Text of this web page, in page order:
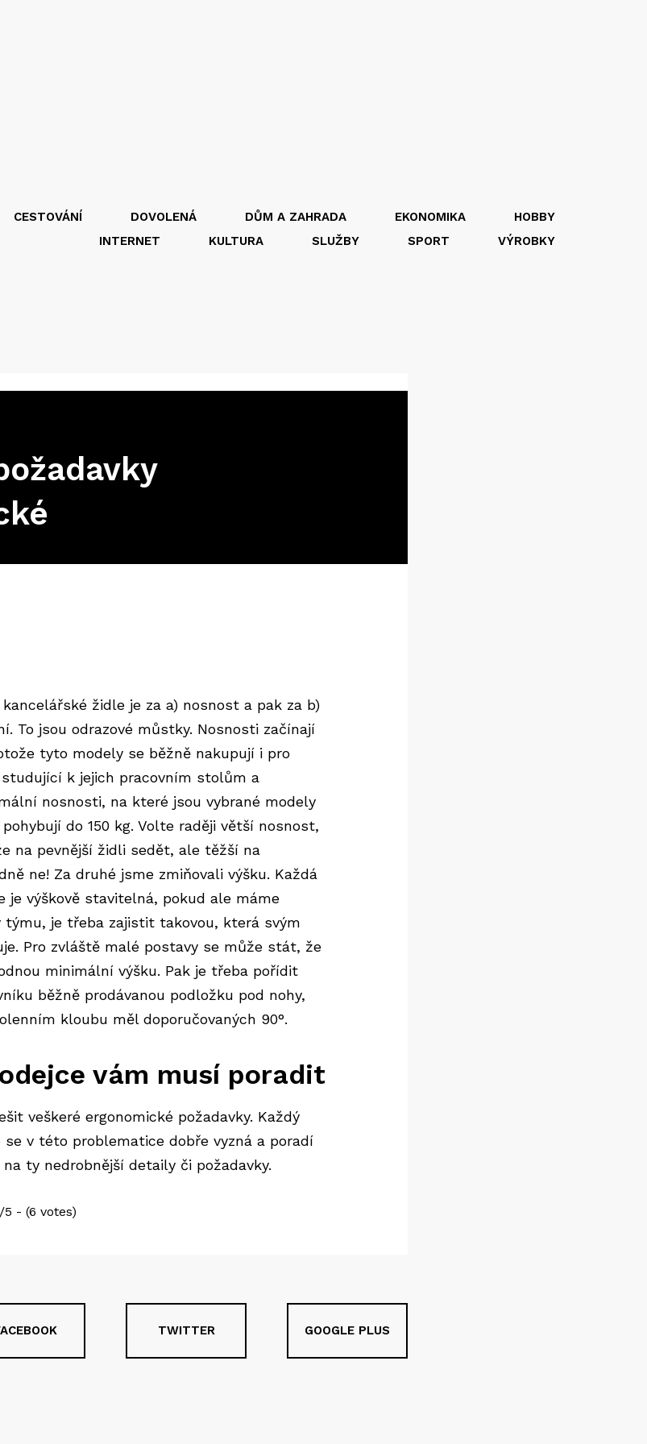
CESTOVÁNÍ DOVOLENÁ DŮM A ZAHRADA EKONOMIKA
HOBBY
INTERNET
KULTURA SLUŽBY SPORT VÝROBKY
židle je za a) nosnost a pak za b)
To jsou odrazové můstky. Nosnosti začínají
tyto modely se běžně nakupují i pro
k jejich pracovním stolům a
nosnosti, na které jsou vybrané modely
do 150 kg. Volte raději větší nosnost,
na pevnější židli sedět, ale těžší na
ne! Za druhé jsme zmiňovali výšku. Každá
je výškově stavitelná, pokud ale máme
týmu, je třeba zajistit takovou, která svým
Pro zvláště malé postavy se může stát, že
minimální výšku. Pak je třeba pořídit
běžně prodávanou podložku pod nohy,
kloubu měl doporučovaných 90°.
vám musí poradit
veškeré ergonomické požadavky. Každý
se v této problematice dobře vyzná a poradí
ty nedrobnější detaily či požadavky.
5 - (6 votes)
TWITTER GOOGLE PLUS